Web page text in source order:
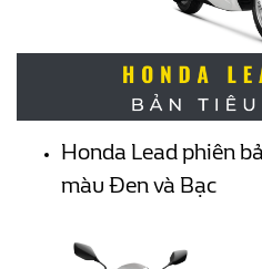
Honda Lead phiên
màu Đen và Bạc